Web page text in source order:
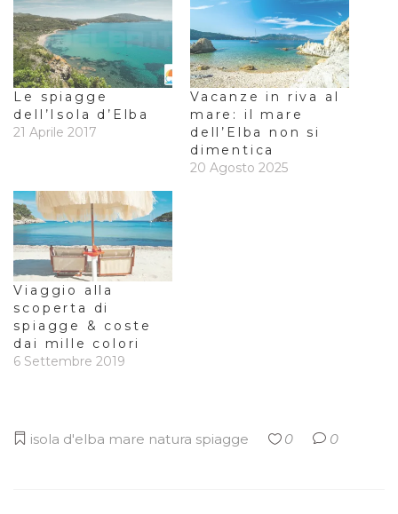
Le spiagge
dell’Isola d’Elba
21 Aprile 2017
Vacanze in riva al
mare: il mare
dell’Elba non si
dimentica
20 Agosto 2025
Viaggio alla
scoperta di
spiagge & coste
dai mille colori
6 Settembre 2019
isola d'elba mare natura spiagge 0 0